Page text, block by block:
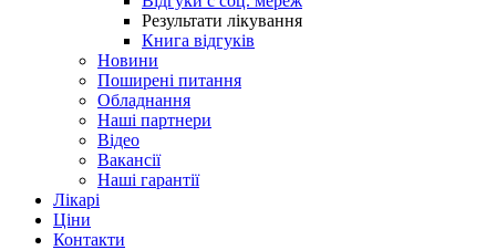
Результати лікування
Книга відгуків
Новини
Поширені питання
Обладнання
Наші партнери
Відео
Вакансії
Наші гарантії
Лікарі
Ціни
Контакти